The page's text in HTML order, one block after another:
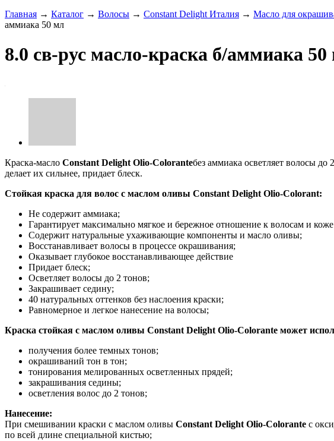
Главная → Каталог → Волосы → Constant Delight Италия → Масло для
аммиака 50 мл
8.0 св-рус масло-краска б/аммиака
Краска-масло Constant Delight Olio-Coloranteбез аммиака осветляет волосы
делает их сильнее, придает блеск.
Стойкая краска для волос с маслом оливы Constant Delight Olio-Colorant:
Не содержит аммиака;
Гарантирует максимально мягкое и бережное отношение к волосам и
Содержит натуральные ухаживающие компоненты и масло оливы;
Восстанавливает волосы в процессе окрашивания;
Оказывает глубокое восстанавливающее действие
Придает блеск;
Осветляет волосы до 2 тонов;
Закрашивает седину;
40 натуральных оттенков без наслоения краски;
Равномерное и легкое нанесение на волосы;
Краска стойкая с маслом оливы Constant Delight Olio-Colorante может
получения более темных тонов;
окрашиваний тон в тон;
тонирования мелированных осветленных прядей;
закрашивания седины;
осветления волос до 2 тонов;
Нанесение:
При смешивании краски с маслом оливы Constant Delight Olio-Colorante с
по всей длине специальной кистью;